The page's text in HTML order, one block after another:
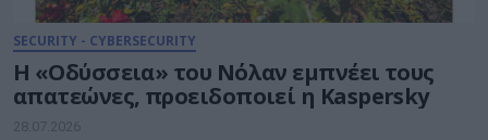
SECURITY - CYBERSECURITY
Η «Οδύσσεια» του Νόλαν εμπνέει τους
απατεώνες, προειδοποιεί η Kaspersky
28.07.2026